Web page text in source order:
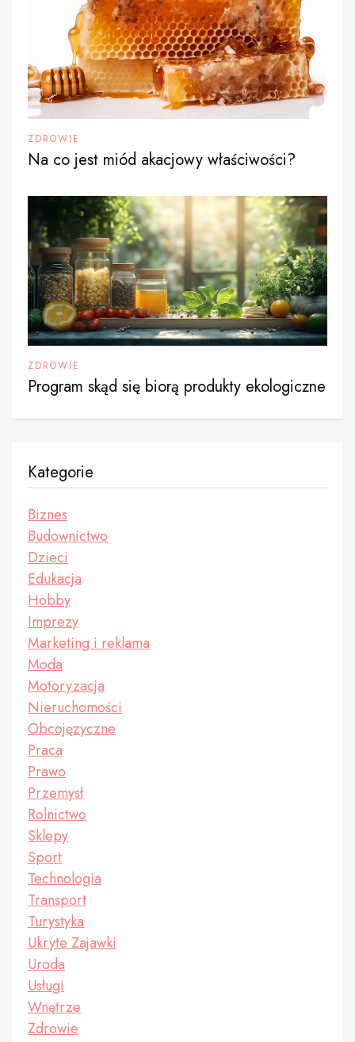
ZDROWIE
Na co jest miód akacjowy właściwości?
ZDROWIE
Program skąd się biorą produkty ekologiczne
Kategorie
Biznes
Budownictwo
Dzieci
Edukacja
Hobby
Imprezy
Marketing i reklama
Moda
Motoryzacja
Nieruchomości
Obcojęzyczne
Praca
Prawo
Przemysł
Rolnictwo
Sklepy
Sport
Technologia
Transport
Turystyka
Ukryte Zajawki
Uroda
Usługi
Wnętrze
Zdrowie